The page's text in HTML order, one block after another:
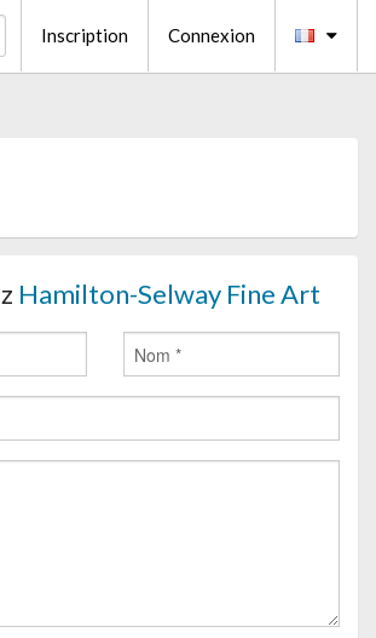
Inscription Connexion
Hamilton-Selway Fine Art